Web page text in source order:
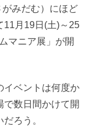
みだむ）にほど
11月19日(土)～25
マニア展」が開
イベントは何度か
で数日間かけて開
ろう。